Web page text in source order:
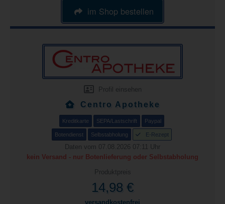
im Shop bestellen
Profil einsehen
Centro Apotheke
Kreditkarte SEPA/Lastschrift Paypal
Botendienst Selbstabholung E-Rezept
Daten vom 07.08.2026 07:11 Uhr
kein Versand - nur Botenlieferung oder Selbstabholung
Produktpreis
14,98 €
versandkostenfrei